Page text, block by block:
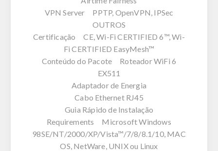
VPN Server PPTP, OpenVPN, IPSec
OUTROS
Certificação CE, Wi-Fi CERTIFIED 6™, Wi-
Fi CERTIFIED EasyMesh™
Conteúdo do Pacote Roteador WiFi 6
EX511
Adaptador de Energia
Cabo Ethernet RJ45
Guia Rápido de Instalação
Requirements Microsoft Windows
98SE/NT/2000/XP/Vista™/7/8/8.1/10, MAC
OS, NetWare, UNIX ou Linux